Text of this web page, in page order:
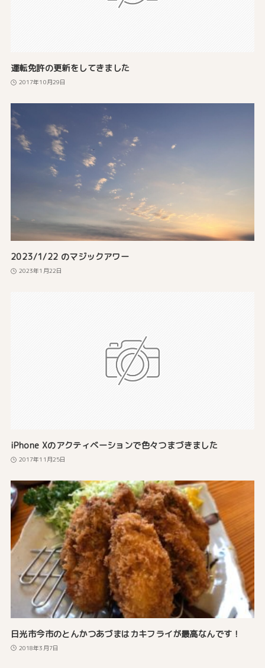
運転免許の更新をしてきました
2017年10月29日
2023/1/22 のマジックアワー
2023年1月22日
iPhone Xのアクティベーションで色々つまづきました
2017年11月25日
日光市今市のとんかつあづまはカキフライが最高なんです！
2018年3月7日